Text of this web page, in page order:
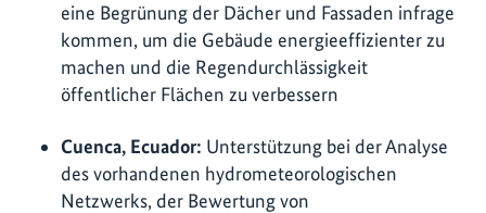
eine Begrünung der Dächer und Fassaden infrage
kommen, um die Gebäude energieeffizienter zu
machen und die Regendurchlässigkeit
öffentlicher Flächen zu verbessern
Cuenca, Ecuador: Unterstützung bei der Analyse
des vorhandenen hydrometeorologischen
Netzwerks, der Bewertung von